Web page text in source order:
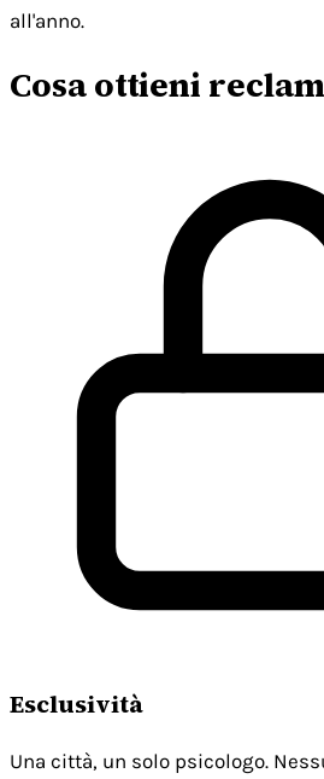
all'anno.
Cosa ottieni
Esclusività
Una città, un solo psicologo.